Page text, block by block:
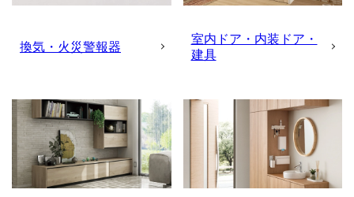
換気・火災警報器
室内ドア・内装ドア・
建具